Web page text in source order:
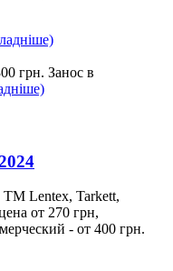
грн. Занос в
ТМ Lentex, Tarkett,
от 270 грн,
- от 400 грн.